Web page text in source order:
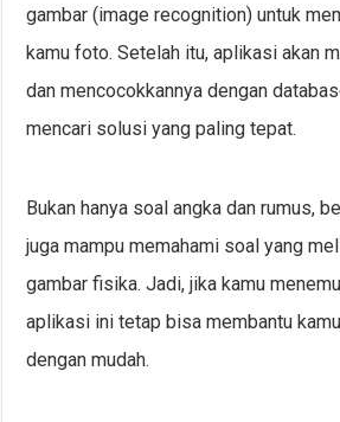
gambar (image recognition) untuk
kamu foto. Setelah itu, aplikasi akan
dan mencocokkannya dengan
mencari solusi yang paling tepat.
Bukan hanya soal angka dan rumus,
juga mampu memahami soal yang
gambar fisika. Jadi, jika kamu
aplikasi ini tetap bisa membantu
dengan mudah.